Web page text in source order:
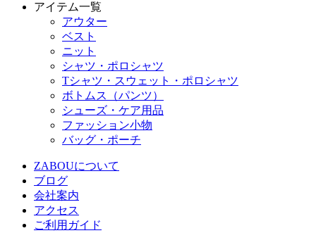
アイテム一覧
アウター
ベスト
ニット
シャツ・ポロシャツ
Tシャツ・スウェット・ポロシャツ
ボトムス（パンツ）
シューズ・ケア用品
ファッション小物
バッグ・ポーチ
ZABOUについて
ブログ
会社案内
アクセス
ご利用ガイド